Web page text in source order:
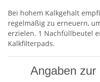
Bei hohem Kalkgehalt
regelmäßig zu erneuern,
erzielen. 1 Nachfüllbeutel
Kalkfilterpads.
Angaben